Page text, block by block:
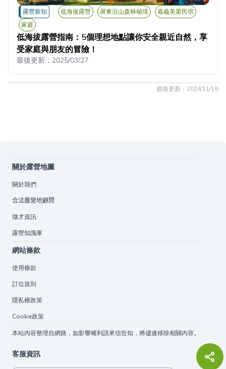
露營新知 低海拔露營 屏東沿山森林秘境
嘉義美栗民宿
家庭
低海拔露營指南：5個理想地點讓你安全親近自然，享
受家庭與朋友的冒險！
最後更新： 2025/03/27
最後更新： 2024/11/19
關於露營地圖
關於我們
合法露營地顧問
徵才資訊
露營知識庫
網站條款
使用條款
訂位規則
隱私權政策
Cookie政策
本站內容整理自網路，如影響權利請來信告知，將儘速移除相關內容。
客服資訊